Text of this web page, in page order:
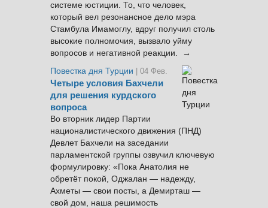
системе юстиции. То, что человек,
который вел резонансное дело мэра
Стамбула Имамоглу, вдруг получил столь
высокие полномочия, вызвало уйму
вопросов и негативной реакции. →
Повестка дня Турции
| 04 Фев.
Четыре условия Бахчели
для решения курдского
вопроса
Во вторник лидер Партии
националистического движения (ПНД)
Девлет Бахчели на заседании
парламентской группы озвучил ключевую
формулировку: «Пока Анатолия не
обретёт покой, Оджалан — надежду,
Ахметы — свои посты, а Демирташ —
свой дом, наша решимость